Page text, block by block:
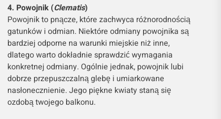
4. Powojnik (Clematis)
Powojnik to pnącze, które zachwyca różnorodnością
gatunków i odmian. Niektóre odmiany powojnika są
bardziej odporne na warunki miejskie niż inne,
dlatego warto dokładnie sprawdzić wymagania
konkretnej odmiany. Ogólnie jednak, powojnik lubi
dobrze przepuszczalną glebę i umiarkowane
nasłonecznienie. Jego piękne kwiaty staną się
ozdobą twojego balkonu.